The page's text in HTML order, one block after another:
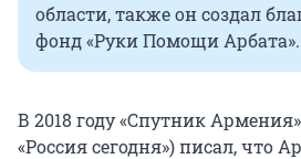
области, также он создал
фонд «Руки Помощи Арбата».
В 2018 году «Спутник
«Россия сегодня») писал, что